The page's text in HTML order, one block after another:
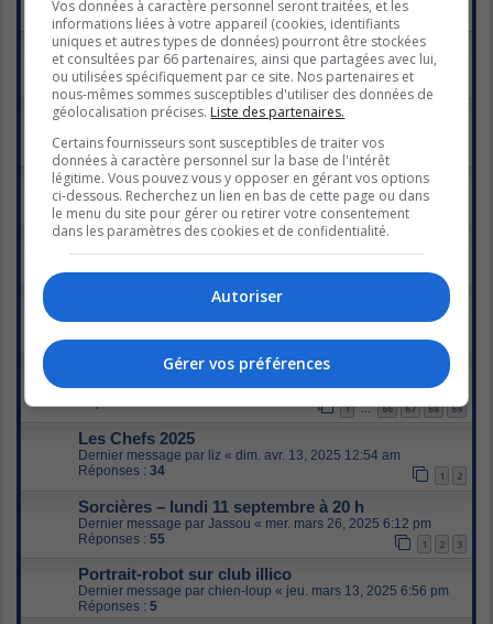
Dernier message par Capuchino «sam. janv. 10, 2026 8:06 am
Réponses :16
Chanteurs Masqués
Dernier message parEmjibay «jeu. janv. 08, 2026 12:35 pm
Réponses :490 1 … 22 23
Avant le crash - lundi 12 septembre à 21h - ICI Télé
Réponses :52
La série Dumas - lundi à 20h - Radio-Canada
Dernier message parchristou«jeu. oct. 23, 2025 1:28 pm
Réponses : 17
Telle mère, telle fille
Dernier message parMalike«mar. oct. 07, 2025 2:17 pm
Réponses :3
Masterchef Québec
Dernier message parFabi«jeu. juil. 17, 2025 5:25 pm
1 2 3
Si on s'aimait
Dernier message parchristou«mer. juin 25, 2025 1:10 pm
Réponses :1363 1 … 66 67 68 69
Les Chefs 2025
Dernier message par liz « dim. avr. 13, 2025 12:54 am
Réponses : 34 1 2
Sorcières – lundi 11 septembre à 20 h
Dernier message par Jassou « mer. mars 26, 2025 6:12 pm
Réponses : 55 1 2 3
Portrait-robot sur club illico
Dernier message par chien-loup « jeu. mars 13, 2025 6:56 pm
Réponses : 5
Vos données à caractère personnel seront traitées, et les
informations liées à votre appareil (cookies, identifiants
uniques et autres types de données) pourront être stockées
et consultées par 66 partenaires, ainsi que partagées avec lui,
ou utilisées spécifiquement par ce site. Nos partenaires et
nous-mêmes sommes susceptibles d'utiliser des données de
géolocalisation précises. Liste des partenaires.
Certains fournisseurs sont susceptibles de traiter vos
données à caractère personnel sur la base de l'intérêt
légitime. Vous pouvez vous y opposer en gérant vos options
ci-dessous. Recherchez un lien en bas de cette page ou dans
le menu du site pour gérer ou retirer votre consentement
dans les paramètres des cookies et de confidentialité.
Autoriser
Gérer vos préférences